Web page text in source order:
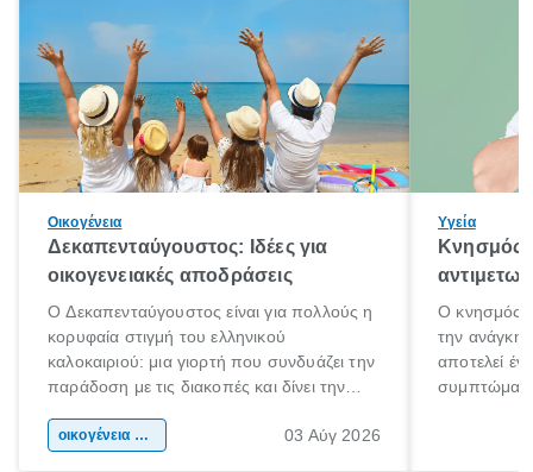
Οικογένεια
Δεκαπενταύγουστος: Ιδέες για
οικογενειακές αποδράσεις
Ο Δεκαπενταύγουστος είναι για πολλούς η
κορυφαία στιγμή του ελληνικού
καλοκαιριού: μια γιορτή που συνδυάζει την
παράδοση με τις διακοπές και δίνει την
χώρας. Είτε πρόκειται για λίγες μέρες
οικογένεια & παιδί 03 Αύγ 2026
Υγεία
Κνησμός:
Ο κνησμός
την ανάγκη
αποτελεί